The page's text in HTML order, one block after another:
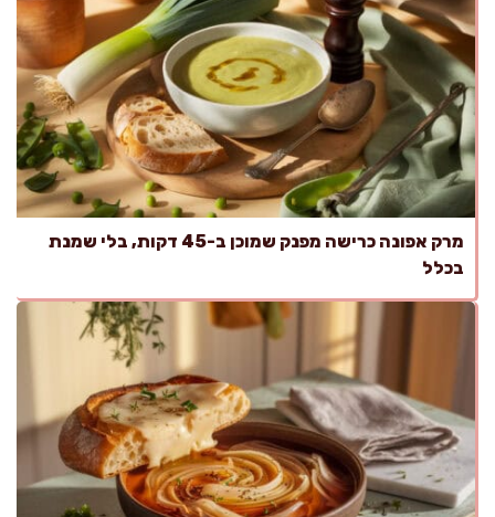
מרק אפונה כרישה מפנק שמוכן ב-45 דקות, בלי שמנת
בכלל